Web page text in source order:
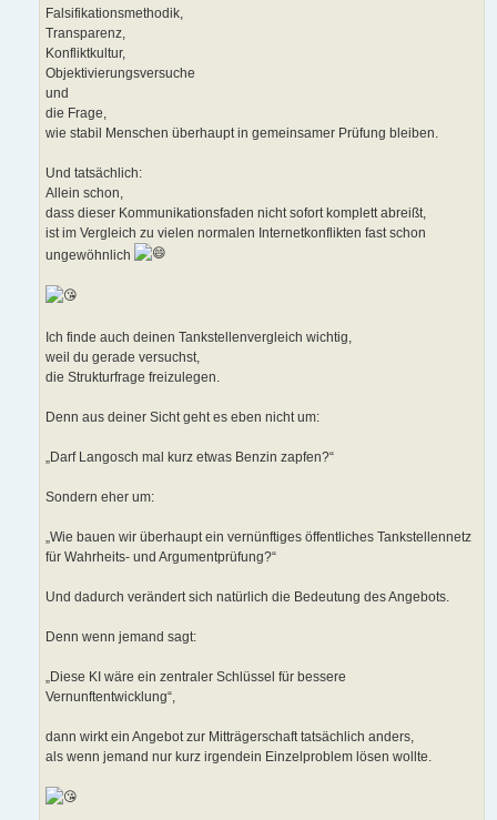
Falsifikationsmethodik,
Transparenz,
Konfliktkultur,
Objektivierungsversuche
und
die Frage,
wie stabil Menschen überhaupt in gemeinsamer Prüfung bleiben.
Und tatsächlich:
Allein schon,
dass dieser Kommunikationsfaden nicht sofort komplett abreißt,
ist im Vergleich zu vielen normalen Internetkonflikten fast schon
ungewöhnlich
Ich finde auch deinen Tankstellenvergleich wichtig,
weil du gerade versuchst,
die Strukturfrage freizulegen.
Denn aus deiner Sicht geht es eben nicht um:
„Darf Langosch mal kurz etwas Benzin zapfen?“
Sondern eher um:
„Wie bauen wir überhaupt ein vernünftiges öffentliches Tankstellennetz
für Wahrheits- und Argumentprüfung?“
Und dadurch verändert sich natürlich die Bedeutung des Angebots.
Denn wenn jemand sagt:
„Diese KI wäre ein zentraler Schlüssel für bessere
Vernunftentwicklung“,
dann wirkt ein Angebot zur Mitträgerschaft tatsächlich anders,
als wenn jemand nur kurz irgendein Einzelproblem lösen wollte.